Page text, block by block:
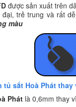
được sản xuất trên
trẻ trung và rất
màu
tủ sắt Hoà Phát
Phát là 0,6mm thay